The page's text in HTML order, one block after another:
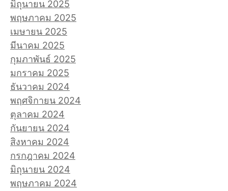
มิถุนายน 2025
พฤษภาคม 2025
เมษายน 2025
มีนาคม 2025
กุมภาพันธ์ 2025
มกราคม 2025
ธันวาคม 2024
พฤศจิกายน 2024
ตุลาคม 2024
กันยายน 2024
สิงหาคม 2024
กรกฎาคม 2024
มิถุนายน 2024
พฤษภาคม 2024